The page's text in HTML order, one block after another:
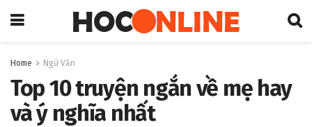
Home Ngữ Văn
Top 10 truyện ngắn về mẹ hay
và ý nghĩa nhất